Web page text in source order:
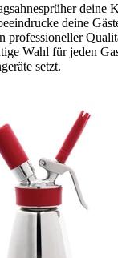
deine
deine
professioneller
Wahl für jeden
setzt.